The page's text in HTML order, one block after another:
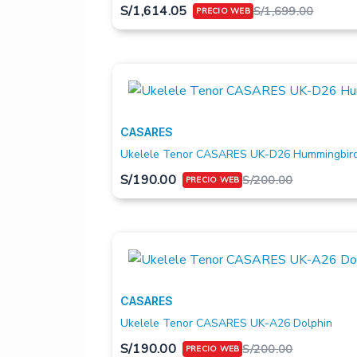
S/1,699.00
S/1,614.05
CASARES
Ukelele Tenor CASARES UK-D26
S/200.00
S/190.00
CASARES
Ukelele Tenor CASARES UK-A26 Dolphin
S/200.00
S/190.00